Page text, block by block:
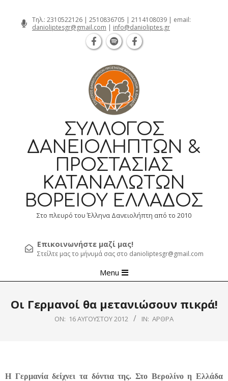
Τηλ.: 2310522126 | 2510836705 | 2114108039 | email:
danioliptesgr@gmail.com | info@danioliptes.gr
ΣΎΛΛΟΓΟΣ
ΔΑΝΕΙΟΛΗΠΤΏΝ &
ΠΡΟΣΤΑΣΊΑΣ
ΚΑΤΑΝΑΛΩΤΏΝ
ΒΟΡΕΊΟΥ ΕΛΛΆΔΟΣ
Στο πλευρό του Έλληνα Δανειολήπτη από το 2010
Επικοινωνήστε μαζί μας!
Στείλτε μας το μήνυμά σας στο danioliptesgr@gmail.com
Navigation
Menu
Οι Γερμανοί θα μετανιώσουν πικρά!
ON: 16 ΑΥΓΟΎΣΤΟΥ 2012 IN: ΆΡΘΡΑ
Η Γερμανία δείχνει τα δόντια της. Στο Βερολίνο η Ελλάδα